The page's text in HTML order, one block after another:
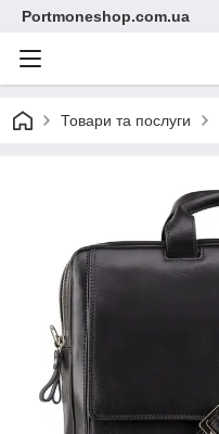
Portmoneshop.com.ua
Товари та послуги